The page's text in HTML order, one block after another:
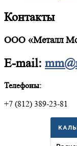
Контакты
ООО «Металл
E-mail:
Телефоны:
+7 (812) 389-23-81